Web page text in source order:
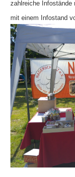
zahlreiche Infostände
mit einem Infostand